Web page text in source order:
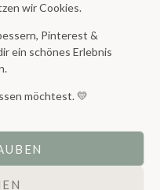
wir Cookies.
Pinterest &
ein schönes Erlebnis
möchtest. 💛
kurz durch, dort findest
persönlichen Tipp von
am besten direkt los!